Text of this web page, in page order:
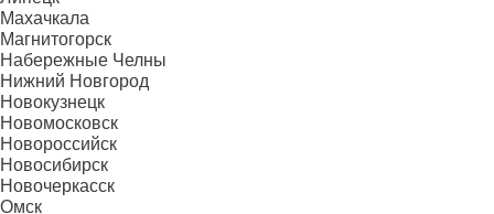
Махачкала
Магнитогорск
Набережные Челны
Нижний Новгород
Новокузнецк
Новомосковск
Новороссийск
Новосибирск
Новочеркасск
Омск